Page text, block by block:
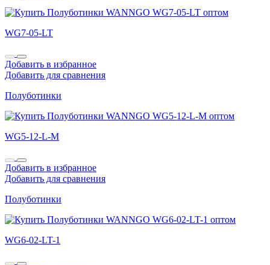
WG7-05-LT
Добавить в избранное
Добавить для сравнения
Полуботинки
WG5-12-L-M
Добавить в избранное
Добавить для сравнения
Полуботинки
WG6-02-LT-1